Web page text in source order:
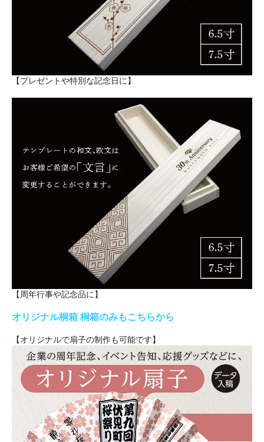
【プレゼントや特別な記念日に】
【周年行事や記念品に】
オリジナル桐箱 桐箱のみもこちらから
【オリジナルで扇子の制作も可能です】